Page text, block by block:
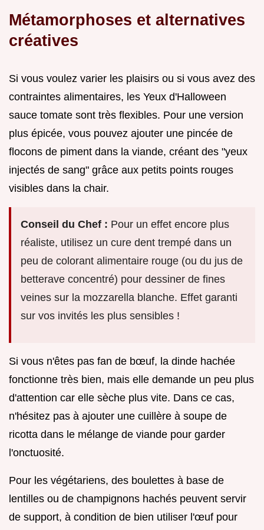
Métamorphoses et alternatives
créatives
Si vous voulez varier les plaisirs ou si vous avez des
contraintes alimentaires, les Yeux d'Halloween
sauce tomate sont très flexibles. Pour une version
plus épicée, vous pouvez ajouter une pincée de
flocons de piment dans la viande, créant des "yeux
injectés de sang" grâce aux petits points rouges
visibles dans la chair.
Conseil du Chef : Pour un effet encore plus
réaliste, utilisez un cure dent trempé dans un
peu de colorant alimentaire rouge (ou du jus de
betterave concentré) pour dessiner de fines
veines sur la mozzarella blanche. Effet garanti
sur vos invités les plus sensibles !
Si vous n'êtes pas fan de bœuf, la dinde hachée
fonctionne très bien, mais elle demande un peu plus
d'attention car elle sèche plus vite. Dans ce cas,
n'hésitez pas à ajouter une cuillère à soupe de
ricotta dans le mélange de viande pour garder
l'onctuosité.
Pour les végétariens, des boulettes à base de
lentilles ou de champignons hachés peuvent servir
de support, à condition de bien utiliser l'œuf pour